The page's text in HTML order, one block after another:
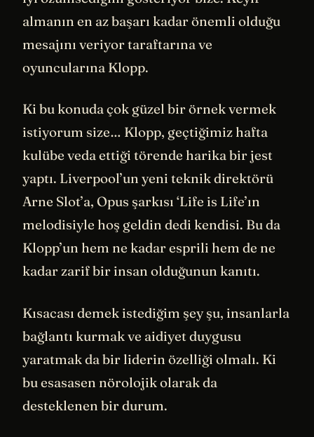
almanın en az başarı kadar önemli olduğu
mesajını veriyor taraftarına ve
oyuncularına Klopp.
Ki bu konuda çok güzel bir örnek vermek
istiyorum size… Klopp, geçtiğimiz hafta
kulübe veda ettiği törende harika bir jest
yaptı. Liverpool’un yeni teknik direktörü
Arne Slot’a, Opus şarkısı ‘Life is Life’ın
melodisiyle hoş geldin dedi kendisi. Bu da
Klopp’un hem ne kadar esprili hem de ne
kadar zarif bir insan olduğunun kanıtı.
Kısacası demek istediğim şey şu, insanlarla
bağlantı kurmak ve aidiyet duygusu
yaratmak da bir liderin özelliği olmalı. Ki
bu esasasen nörolojik olarak da
desteklenen bir durum.